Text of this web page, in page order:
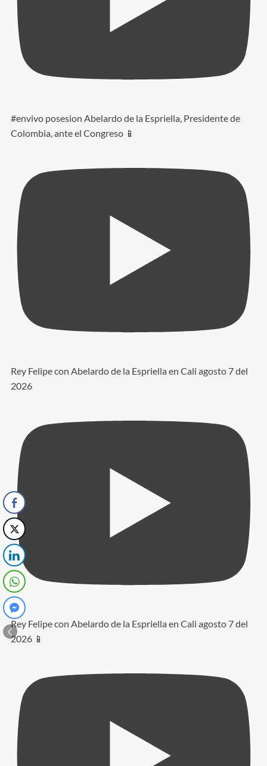
#envivo posesion Abelardo de la Espriella, Presidente de
Colombia, ante el Congreso 📱
Rey Felipe con Abelardo de la Espriella en Cali agosto 7 del
2026
Rey Felipe con Abelardo de la Espriella en Cali agosto 7 del
2026 📱